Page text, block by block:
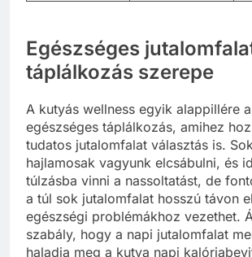
Egészséges
táplálkozás szerepe
A kutyás wellness egyik alappillére
egészséges táplálkozás, amihez
tudatos jutalomfalat választás is.
hajlamosak vagyunk elcsábulni, és
túlzásba vinni a nassoltatást, de
a túl sok jutalomfalat hosszú távon
egészségi problémákhoz vezethet.
szabály, hogy a napi jutalomfalat
haladja meg a kutya napi